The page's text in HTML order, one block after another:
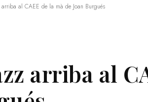
al CAEE de la mà de Joan Burgués
arriba al